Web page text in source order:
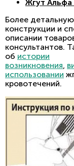
Жгут Альфа
Более
конструкции и
описании
консультантов.
об истории
возникновения
использовании
кровотечений.